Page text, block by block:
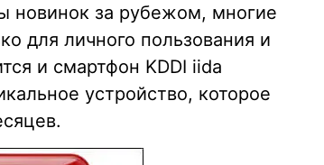
новинок за рубежом, многие
для личного пользования и
и смартфон KDDI iida
устройство, которое